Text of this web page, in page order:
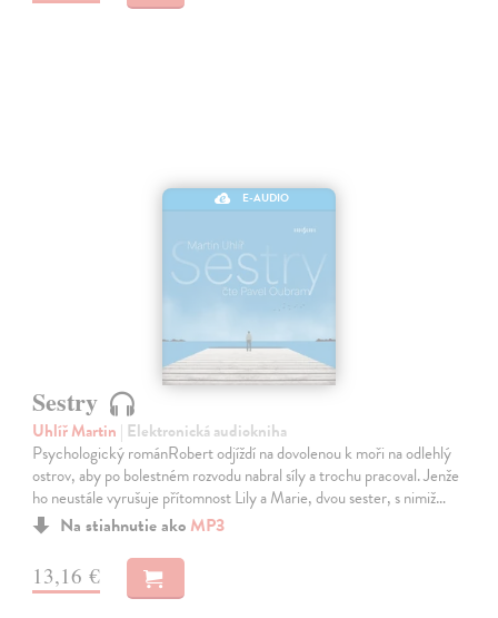
E-AUDIO
Sestry
Uhlíř Martin | Elektronická audiokniha
Psychologický románRobert odjíždí na dovolenou k moři na odlehlý
ostrov, aby po bolestném rozvodu nabral síly a trochu pracoval. Jenže
ho neustále vyrušuje přítomnost Lily a Marie, dvou sester, s nimiž…
Na stiahnutie ako MP3
13,16 €